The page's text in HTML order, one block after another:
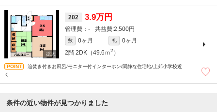
202 3.9万円
- 2,500円
敷 0ヶ月 礼
0ヶ月
2階 2DK（49.6ｍ2 ）
追焚き付きお風呂/モニター付インターホン/閑静な住宅地/上郊小学校近
く
条件の近い物件が見つかりました